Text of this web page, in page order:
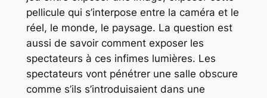
pellicule qui s’interpose entre la caméra et le
réel, le monde, le paysage. La question est
aussi de savoir comment exposer les
spectateurs à ces infimes lumières. Les
spectateurs vont pénétrer une salle obscure
comme s’ils s’introduisaient dans une